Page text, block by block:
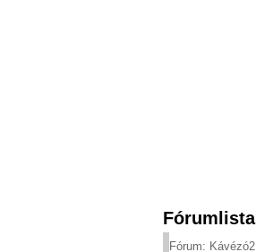
Fórumlista
Fórum: Kávézó2